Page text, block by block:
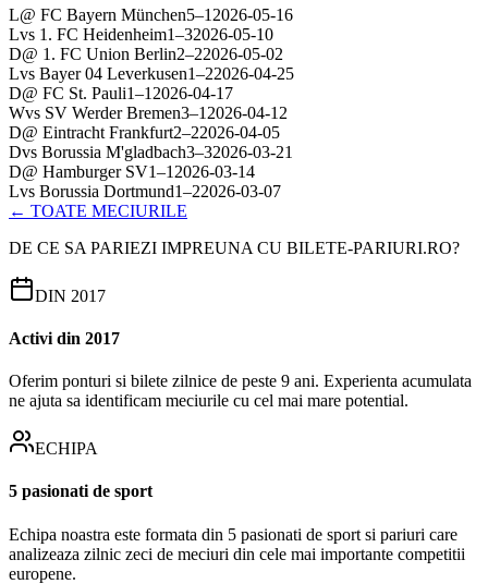
L@ FC Bayern München5–1 2026-05-16
Lvs 1. FC Heidenheim1–32026-05-10
D@ 1. FC Union Berlin2–22026-05-02
Lvs Bayer 04 Leverkusen1–22026-04-25
D@ FC St. Pauli1–1 2026-04-17
Wvs SV Werder Bremen3–1 2026-04-12
D@ Eintracht Frankfurt2–22026-04-05
Dvs Borussia M'gladbach3–32026-03-21
D@ Hamburger SV1–1 2026-03-14
Lvs Borussia Dortmund1–22026-03-07
← TOATE MECIURILE
DE CE SA PARIEZI IMPREUNA CU BILETE-PARIURI.RO?
DIN 2017
Activi din 2017
Oferim ponturi si bilete zilnice de peste 9 ani. Experienta acumulata
ne ajuta sa identificam meciurile cu cel mai mare potential.
ECHIPA
5 pasionati de sport
Echipa noastra este formata din 5 pasionati de sport si pariuri care
analizeaza zilnic zeci de meciuri din cele mai importante competitii
europene.